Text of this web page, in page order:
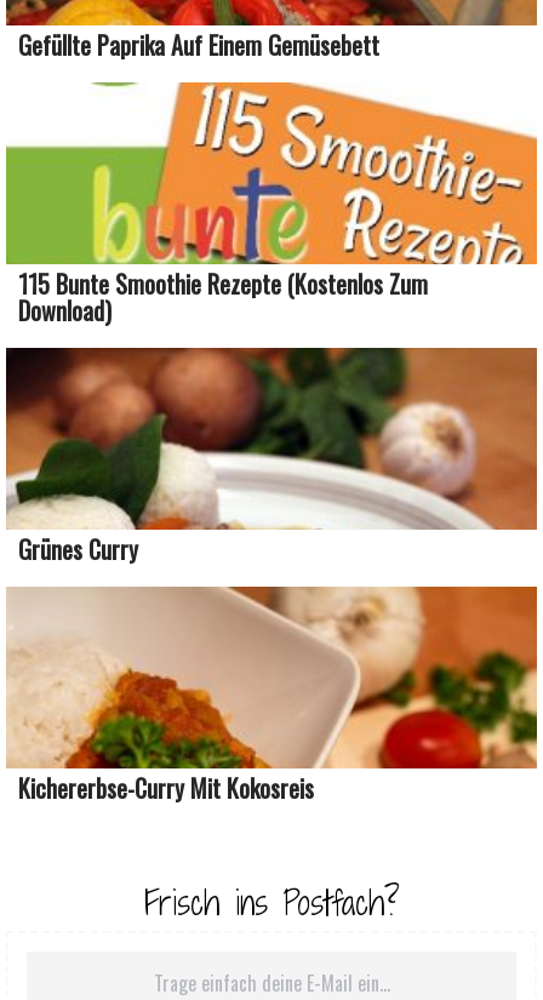
Gefüllte Paprika Auf Einem Gemüsebett
115 Bunte Smoothie Rezepte (kostenlos Zum
Download)
Grünes Curry
Kichererbse-Curry Mit Kokosreis
Frisch ins Postfach?